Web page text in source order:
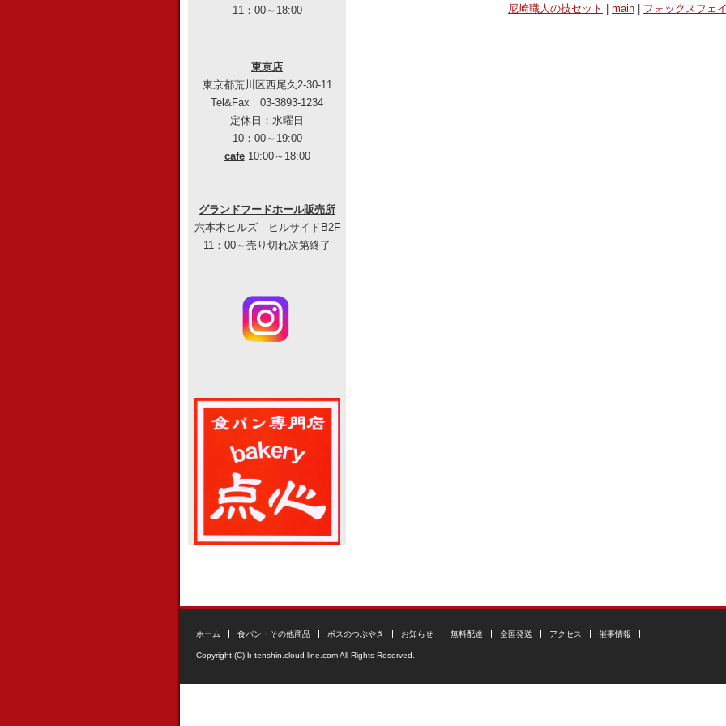
尼崎職人の技セット main フォックスフェ
11：00～18:00
東京店
東京都荒川区西尾久2-30-11
Tel&Fax 03-3893-1234
定休日：水曜日
10：00～19:00
cafe10:00～18:00
グランドフードホール販売所
六本木ヒルズ ヒルサイドB2F
11：00～売り切れ次第終了
ホーム 食パン・その他商品 ボスのつぶやき お知らせ 無料配達 全国発送 アクセス 催事情報
Copyright (C) b-tenshin.cloud-line.com All Rights Reserved.